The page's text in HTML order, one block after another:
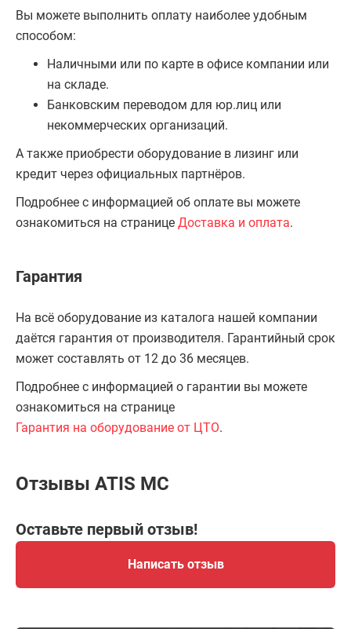
Вы можете выполнить оплату наиболее удобным
способом:
Наличными или по карте в офисе компании или
на складе.
Банковским переводом для юр.лиц или
некоммерческих организаций.
А также приобрести оборудование в лизинг или
кредит через официальных партнёров.
Подробнее с информацией об оплате вы можете
ознакомиться на странице Доставка и оплата.
Гарантия
На всё оборудование из каталога нашей компании
даётся гарантия от производителя. Гарантийный срок
может составлять от 12 до 36 месяцев.
Подробнее с информацией о гарантии вы можете
ознакомиться на странице
Гарантия на оборудование от ЦТО.
Отзывы ATIS MC
Оставьте первый отзыв!
Написать отзыв